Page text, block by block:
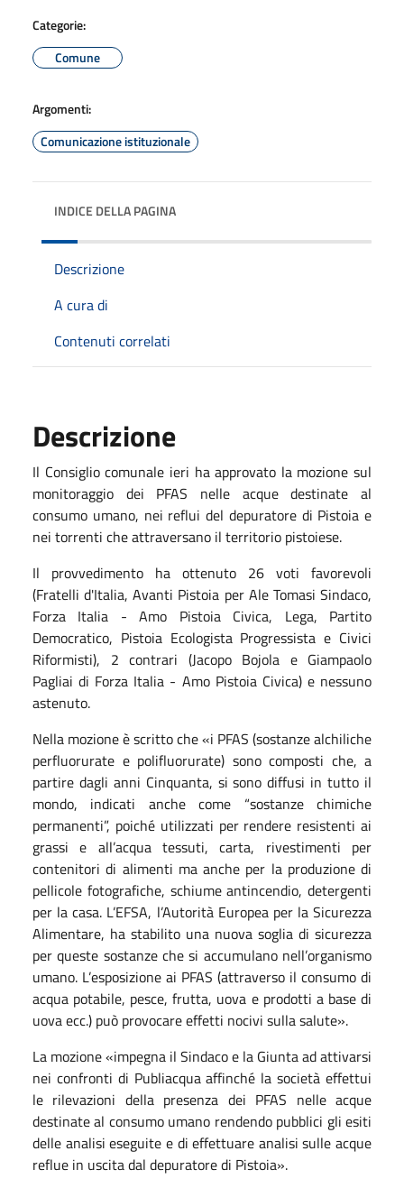
Categorie:
Comune
Argomenti:
Comunicazione istituzionale
INDICE DELLA PAGINA
Descrizione
A cura di
Contenuti correlati
Descrizione
Il Consiglio comunale ieri ha approvato la mozione sul
monitoraggio dei PFAS nelle acque destinate al
consumo umano, nei reflui del depuratore di Pistoia e
nei torrenti che attraversano il territorio pistoiese.
Il provvedimento ha ottenuto 26 voti favorevoli
(Fratelli d'Italia, Avanti Pistoia per Ale Tomasi Sindaco,
Forza Italia - Amo Pistoia Civica, Lega, Partito
Democratico, Pistoia Ecologista Progressista e Civici
Riformisti), 2 contrari (Jacopo Bojola e Giampaolo
Pagliai di Forza Italia - Amo Pistoia Civica) e nessuno
astenuto.
Nella mozione è scritto che «i PFAS (sostanze alchiliche
perfluorurate e polifluorurate) sono composti che, a
partire dagli anni Cinquanta, si sono diffusi in tutto il
mondo, indicati anche come “sostanze chimiche
permanenti”, poiché utilizzati per rendere resistenti ai
grassi e all’acqua tessuti, carta, rivestimenti per
contenitori di alimenti ma anche per la produzione di
pellicole fotografiche, schiume antincendio, detergenti
per la casa. L’EFSA, l’Autorità Europea per la Sicurezza
Alimentare, ha stabilito una nuova soglia di sicurezza
per queste sostanze che si accumulano nell’organismo
umano. L’esposizione ai PFAS (attraverso il consumo di
acqua potabile, pesce, frutta, uova e prodotti a base di
uova ecc.) può provocare effetti nocivi sulla salute».
La mozione «impegna il Sindaco e la Giunta ad attivarsi
nei confronti di Publiacqua affinché la società effettui
le rilevazioni della presenza dei PFAS nelle acque
destinate al consumo umano rendendo pubblici gli esiti
delle analisi eseguite e di effettuare analisi sulle acque
reflue in uscita dal depuratore di Pistoia».